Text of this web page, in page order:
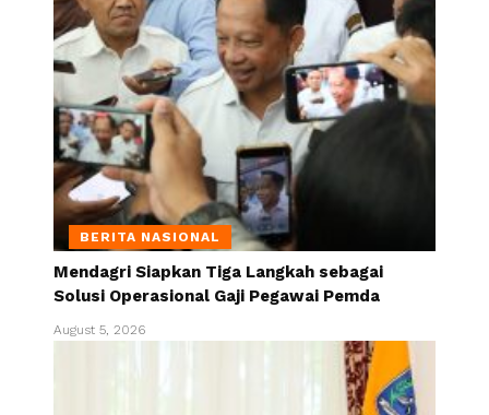
BERITA NASIONAL
Mendagri Siapkan Tiga Langkah sebagai
Solusi Operasional Gaji Pegawai Pemda
August 5, 2026